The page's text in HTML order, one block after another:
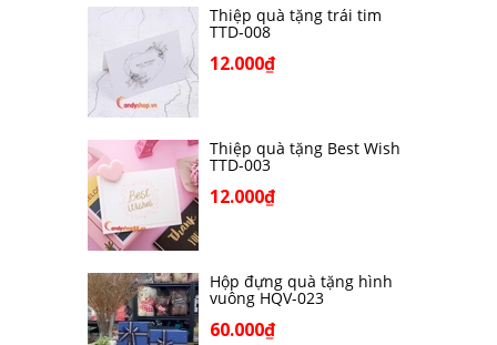
Thiệp quà tặng trái tim
TTD-008
12.000₫
Thiệp quà tặng Best Wish
TTD-003
12.000₫
Hộp đựng quà tặng hình
vuông HQV-023
60.000₫